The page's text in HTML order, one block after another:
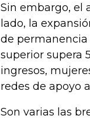
Sin embargo, el
lado, la
de permanencia
superior supera
ingresos,
redes de apoyo
Son varias las